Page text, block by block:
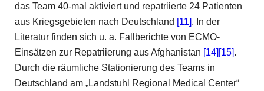
das Team 40-mal aktiviert und repatriierte 24 Patienten
aus Kriegsgebieten nach Deutschland [11]. In der
Literatur finden sich u. a. Fallberichte von ECMO-
Einsätzen zur Repatriierung aus Afghanistan [14] [15].
Durch die räumliche Stationierung des Teams in
Deutschland am „Landstuhl Regional Medical Center“